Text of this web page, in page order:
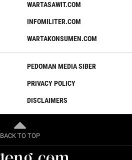
WARTASAWIT.COM
INFOMILITER.COM
WARTAKONSUMEN.COM
PEDOMAN MEDIA SIBER
PRIVACY POLICY
DISCLAIMERS
BACK TO TOP